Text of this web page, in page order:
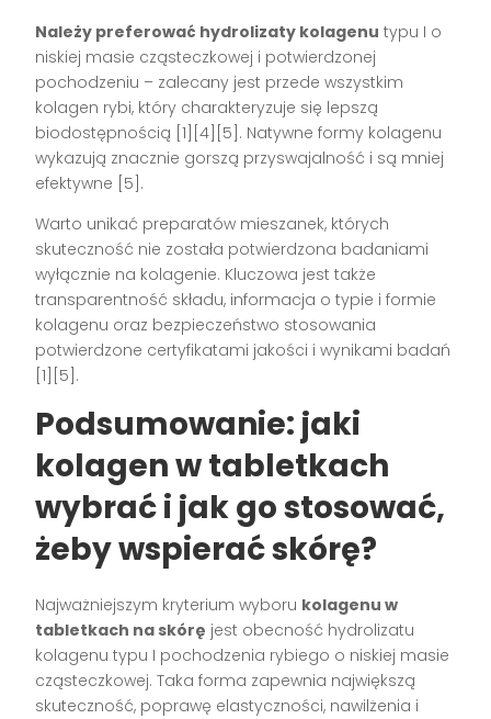
Należy preferować hydrolizaty kolagenu typu I o
niskiej masie cząsteczkowej i potwierdzonej
pochodzeniu – zalecany jest przede wszystkim
kolagen rybi, który charakteryzuje się lepszą
biodostępnością [1][4][5] . Natywne formy kolagenu
wykazują znacznie gorszą przyswajalność i są mniej
efektywne [5] .
Warto unikać preparatów mieszanek, których
skuteczność nie została potwierdzona badaniami
wyłącznie na kolagenie. Kluczowa jest także
transparentność składu, informacja o typie i formie
kolagenu oraz bezpieczeństwo stosowania
potwierdzone certyfikatami jakości i wynikami badań
[1][5] .
Podsumowanie: jaki
kolagen w tabletkach
wybrać i jak go stosować,
żeby wspierać skórę?
Najważniejszym kryterium wyboru kolagenu w
tabletkach na skórę jest obecność hydrolizatu
kolagenu typu I pochodzenia rybiego o niskiej masie
cząsteczkowej. Taka forma zapewnia największą
skuteczność, poprawę elastyczności, nawilżenia i